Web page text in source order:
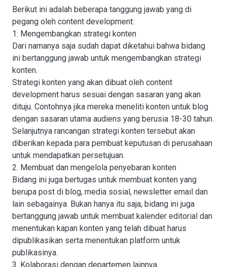
Berikut ini adalah beberapa tanggung jawab yang di
pegang oleh content development:
1. Mengembangkan strategi konten
Dari namanya saja sudah dapat diketahui bahwa bidang
ini bertanggung jawab untuk mengembangkan strategi
konten.
Strategi konten yang akan dibuat oleh content
development harus sesuai dengan sasaran yang akan
dituju. Contohnya jika mereka meneliti konten untuk blog
dengan sasaran utama audiens yang berusia 18-30 tahun.
Selanjutnya rancangan strategi konten tersebut akan
diberikan kepada para pembuat keputusan di perusahaan
untuk mendapatkan persetujuan.
2. Membuat dan mengelola penyebaran konten
Bidang ini juga bertugas untuk membuat konten yang
berupa post di blog, media sosial, newsletter email dan
lain sebagainya. Bukan hanya itu saja, bidang ini juga
bertanggung jawab untuk membuat kalender editorial dan
menentukan kapan konten yang telah dibuat harus
dipublikasikan serta menentukan platform untuk
publikasinya.
3. Kolaborasi dengan departemen lainnya